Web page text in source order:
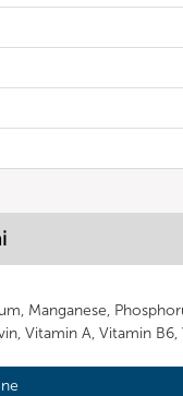
Manganese,
Vitamin A, Vitamin